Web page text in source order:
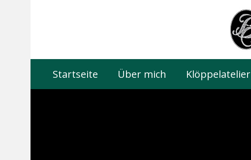
Startseite Über mich Klöppelatelier